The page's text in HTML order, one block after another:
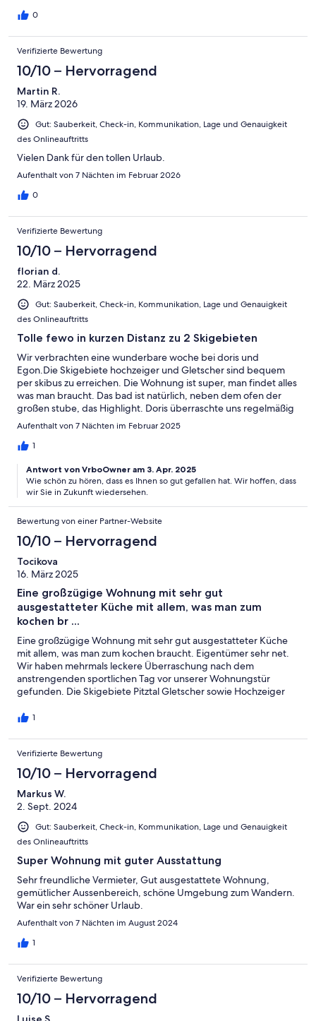
noch angenehmer gemacht hat. Wir haben uns die gesamte
vollen Zügen genießen. Eine klare Empfehlung für alle, die eine
hochwertige und gleichzeitig persönliche Unterkunft suchen.
0
Verifizierte Bewertung
10/10 – Hervorragend
Martin R.
19. März 2026
Gut: Sauberkeit, Check-in, Kommunikation, Lage und Genauigkeit
des Onlineauftritts
Vielen Dank für den tollen Urlaub.
Aufenthalt von 7 Nächten im Februar 2026
0
Verifizierte Bewertung
10/10 – Hervorragend
florian d.
22. März 2025
Gut: Sauberkeit, Check-in, Kommunikation, Lage und Genauigkeit
des Onlineauftritts
Tolle fewo in kurzen Distanz zu 2 Skigebieten
Wir verbrachten eine wunderbare woche bei doris und
Egon.Die Skigebiete hochzeiger und Gletscher sind bequem
per skibus zu erreichen. Die Wohnung ist super, man findet alles
was man braucht. Das bad ist natürlich, neben dem ofen der
großen stube, das Highlight. Doris überraschte uns regelmäßig
mit kleinen Überraschung, sehr
Aufenthalt von 7 Nächten im Februar 2025
1
Antwort von VrboOwner am 3. Apr. 2025
Wie schön zu hören, dass es Ihnen so gut gefallen hat. Wir hoffen, dass
wir Sie in Zukunft wiedersehen.
Bewertung von einer Partner-Website
10/10 – Hervorragend
Tocikova
16. März 2025
Eine großzügige Wohnung mit sehr gut
ausgestatteter Küche mit allem, was man zum
kochen br ...
Eine großzügige Wohnung mit sehr gut ausgestatteter Küche
mit allem, was man zum kochen braucht. Eigentümer sehr net.
Wir haben mehrmals leckere Überraschung nach dem
anstrengenden sportlichen Tag vor unserer Wohnungstür
gefunden. Die Skigebiete Pitztal Gletscher sowie Hochzeiger
Haltestelle ist ca 200m von dem Haus entfernt.
1
Verifizierte Bewertung
10/10 – Hervorragend
Markus W.
2. Sept. 2024
Gut: Sauberkeit, Check-in, Kommunikation, Lage und Genauigkeit
des Onlineauftritts
Super Wohnung mit guter Ausstattung
Sehr freundliche Vermieter, Gut ausgestattete Wohnung,
gemütlicher Aussenbereich, schöne Umgebung zum Wandern.
War ein sehr schöner Urlaub.
Aufenthalt von 7 Nächten im August 2024
1
Verifizierte Bewertung
10/10 – Hervorragend